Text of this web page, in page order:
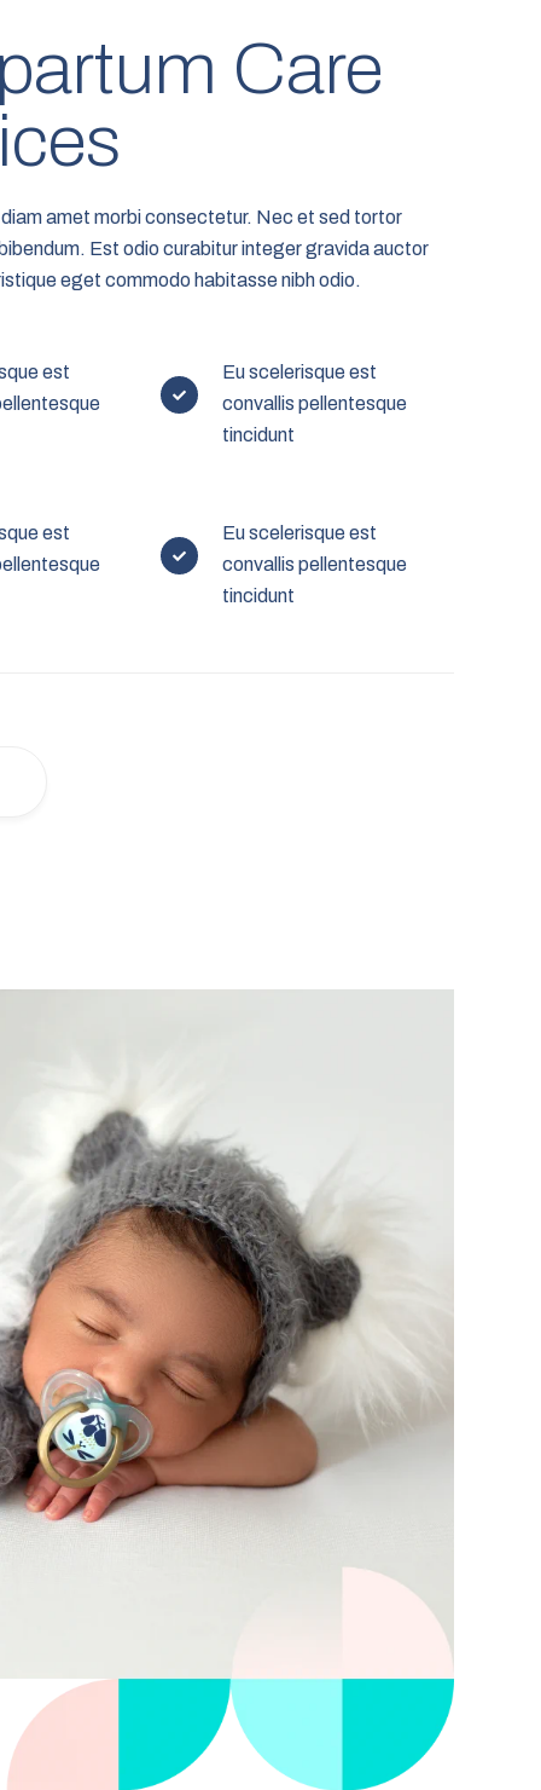
Care
diam amet morbi consectetur. Nec et sed tortor
Est odio curabitur integer gravida auctor
eget commodo habitasse nibh odio.
est
Eu scelerisque est
convallis pellentesque
tincidunt
est
Eu scelerisque est
convallis pellentesque
tincidunt